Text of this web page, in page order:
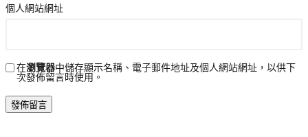
個人網站網址
在瀏覽器中儲存顯示名稱、電子郵件地址及個人網站網址，以供下
次發佈留言時使用。